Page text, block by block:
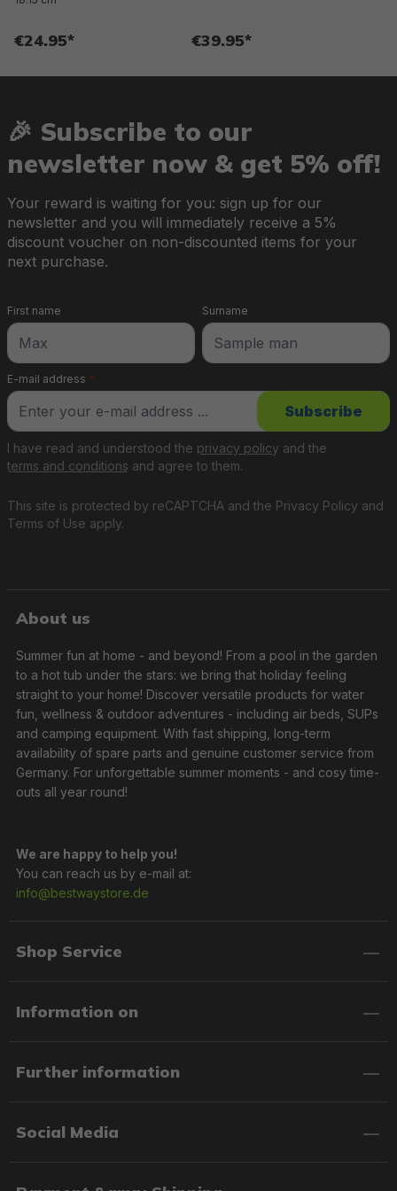
€24.95* €39.95*
🎉 Subscribe to our
newsletter now & get 5% off!
Your reward is waiting for you: sign up for our
newsletter and you will immediately receive a 5%
discount voucher on non-discounted items for your
next purchase.
E-mail address *
First name Surname
This site is protected by reCAPTCHA and the Privacy Policy and
Terms of Use apply.
I have read and understood the privacy policy and the
terms and conditions and agree to them.
Subscribe
About us
Summer fun at home - and beyond! From a pool in the garden
to a hot tub under the stars: we bring that holiday feeling
straight to your home! Discover versatile products for water
fun, wellness & outdoor adventures - including air beds, SUPs
and camping equipment. With fast shipping, long-term
availability of spare parts and genuine customer service from
Germany. For unforgettable summer moments - and cosy time-
outs all year round!
We are happy to help you!
You can reach us by e-mail at:
info@bestwaystore.de
Shop Service
Information on
Further information
Social Media